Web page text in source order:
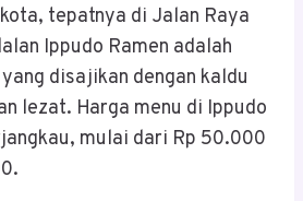
tepatnya di Jalan Raya
Ippudo Ramen adalah
disajikan dengan kaldu
lezat. Harga menu di Ippudo
mulai dari Rp 50.000